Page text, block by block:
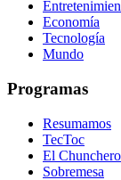
Economía
Tecnología
Mundo
Programas
Resumamos
TecToc
El Chunchero
Sobremesa